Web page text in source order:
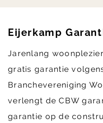
Eijerkamp
Jarenlang
gratis garantie
Branchevereniging
verlengt de CBW
garantie op de